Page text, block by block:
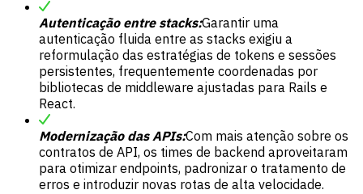
Autenticação entre stacks:Garantir uma
autenticação fluida entre as stacks exigiu a
reformulação das estratégias de tokens e sessões
persistentes, frequentemente coordenadas por
bibliotecas de middleware ajustadas para Rails e
React.
Modernização das APIs:Com mais atenção sobre os
contratos de API, os times de backend aproveitaram
para otimizar endpoints, padronizar o tratamento de
erros e introduzir novas rotas de alta velocidade.